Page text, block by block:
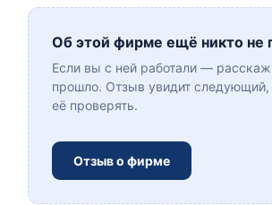
Об этой фирме ещё никто не
Если вы с ней работали —
прошло. Отзыв увидит следующий,
её проверять.
Отзыв о фирме